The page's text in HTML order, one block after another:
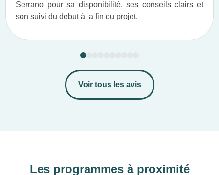
Serrano pour sa disponibilité, ses conseils clairs et
son suivi du début à la fin du projet.​
Voir tous les avis
Les programmes à proximité